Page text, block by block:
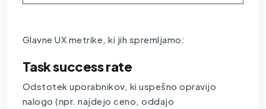
Glavne UX metrike, ki jih spremljamo:
Task success rate
Odstotek uporabnikov, ki uspešno opravijo
nalogo (npr. najdejo ceno, oddajo